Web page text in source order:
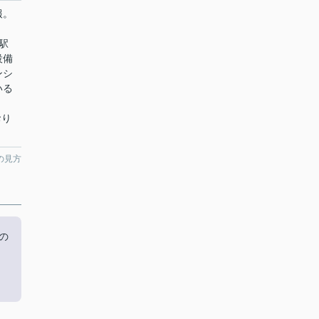
備
シ
見方